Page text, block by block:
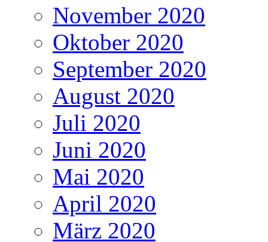
November 2020
Oktober 2020
September 2020
August 2020
Juli 2020
Juni 2020
Mai 2020
April 2020
März 2020